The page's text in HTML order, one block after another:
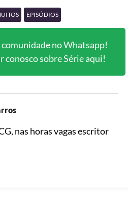
EPISÓDIOS
no Whatsapp!
conosco sobre Série aqui!
nas horas vagas escritor